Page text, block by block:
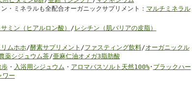
・ミネラルも全配合オーガニックサプリメント： マルチミネラル
ミン（ヒアルロン酸） / レシチン（肌バリアの皮脂）
ムホホ/酵素サプリメント /ファスティング飲料/オーガニックル
薬シジュウム茶/亜麻仁油オメガ3脂肪酸
歩・ 入浴用シジュウム ・ アロマバスソルト天然100%･ ブラックハー
ワー